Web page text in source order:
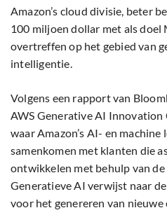
Amazon’s cloud divisie, beter
100 miljoen dollar met als
overtreffen op het gebied van
intelligentie.
Volgens een rapport van
AWS Generative AI
waar Amazon’s AI- en
samenkomen met klanten die
ontwikkelen met behulp van
Generatieve AI verwijst naar
voor het genereren van nieuwe